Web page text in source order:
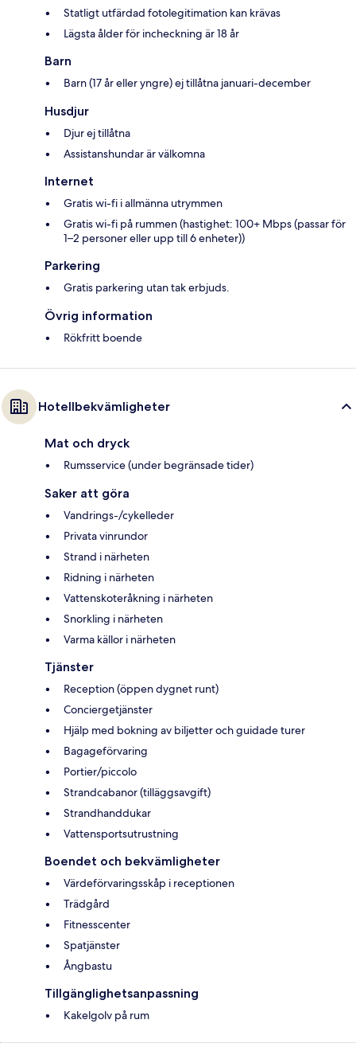
Statligt utfärdad fotolegitimation kan krävas
Lägsta ålder för incheckning är 18 år
Barn
Barn (17 år eller yngre) ej tillåtna januari-december
Husdjur
Djur ej tillåtna
Assistanshundar är välkomna
Internet
Gratis wi-fi i allmänna utrymmen
Gratis wi-fi på rummen (hastighet: 100+ Mbps (passar för
1–2 personer eller upp till 6 enheter))
Parkering
Gratis parkering utan tak erbjuds.
Övrig information
Rökfritt boende
Hotellbekvämligheter
Mat och dryck
Rumsservice (under begränsade tider)
Saker att göra
Vandrings-/cykelleder
Privata vinrundor
Strand i närheten
Ridning i närheten
Vattenskoteråkning i närheten
Snorkling i närheten
Varma källor i närheten
Tjänster
Reception (öppen dygnet runt)
Conciergetjänster
Hjälp med bokning av biljetter och guidade turer
Bagageförvaring
Portier/piccolo
Strandcabanor (tilläggsavgift)
Strandhanddukar
Vattensportsutrustning
Boendet och bekvämligheter
Värdeförvaringsskåp i receptionen
Trädgård
Fitnesscenter
Spatjänster
Ångbastu
Tillgänglighetsanpassning
Kakelgolv på rum